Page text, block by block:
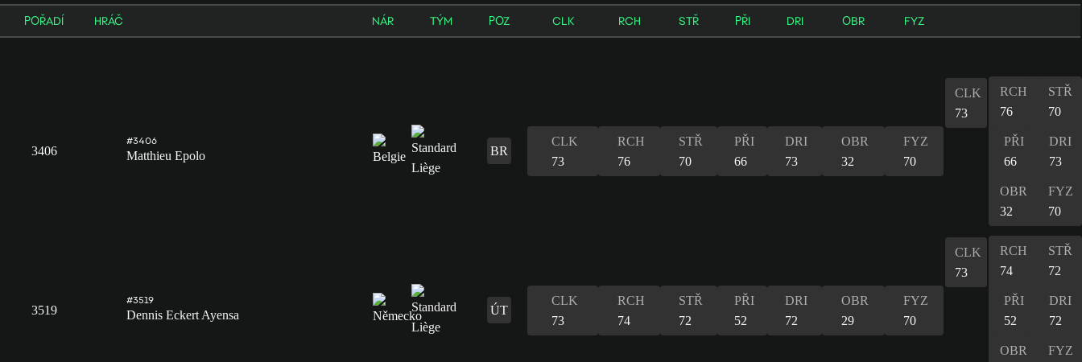
POŘADÍ HRÁČ NÁR TÝM POZ CLK RCH STŘ PŘI DRI OBR FYZ
3406
#3406
Matthieu Epolo BR
CLK
73
RCH
76
STŘ
70
PŘI
66
DRI
73
OBR
32
FYZ
70
CLK
73
RCH
76
STŘ
70
PŘI
66
DRI
73
OBR
32
FYZ
70
3519
#3519
Dennis Eckert Ayensa ÚT
CLK
73
RCH
74
STŘ
72
PŘI
52
DRI
72
OBR
29
FYZ
70
CLK
73
RCH
74
STŘ
72
PŘI
52
DRI
72
OBR
FYZ